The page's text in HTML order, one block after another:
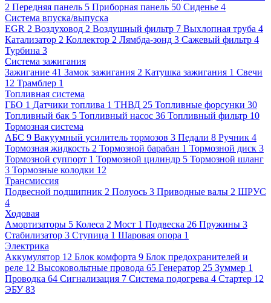
2 Передняя панель 5 Приборная панель 50 Сиденье 4
Система впуска/выпуска
EGR 2 Воздуховод 2 Воздушный фильтр 7 Выхлопная труба 4
Катализатор 2 Коллектор 2 Лямбда-зонд 3 Сажевый фильтр 4
Турбина 3
Система зажигания
Зажигание 41 Замок зажигания 2 Катушка зажигания 1 Свечи
12 Трамблер 1
Топливная система
ГБО 1 Датчики топлива 1 ТНВД 25 Топливные форсунки 30
Топливный бак 5 Топливный насос 36 Топливный фильтр 10
Тормозная система
АБС 9 Вакуумный усилитель тормозов 3 Педали 8 Ручник 4
Тормозная жидкость 2 Тормозной барабан 1 Тормозной диск 3
Тормозной суппорт 1 Тормозной цилиндр 5 Тормозной шланг
3 Тормозные колодки 12
Трансмиссия
Подвесной подшипник 2 Полуось 3 Приводные валы 2 ШРУС
4
Ходовая
Амортизаторы 5 Колеса 2 Мост 1 Подвеска 26 Пружины 3
Стабилизатор 3 Ступица 1 Шаровая опора 1
Электрика
Аккумулятор 12 Блок комфорта 9 Блок предохранителей и
реле 12 Высоковольтные провода 65 Генератор 25 Зуммер 1
Проводка 64 Сигнализация 7 Система подогрева 4 Стартер 12
ЭБУ 83